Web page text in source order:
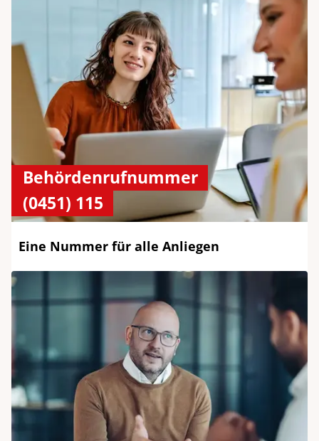
Behördenrufnummer
(0451) 115
Eine Nummer für alle Anliegen